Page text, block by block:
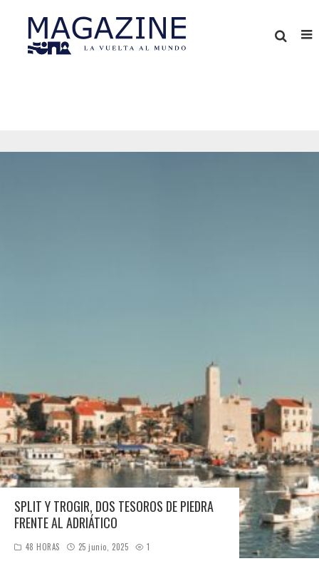
SPLIT Y TROGIR, DOS TESOROS DE PIEDRA
FRENTE AL ADRIÁTICO
48 HORAS 25 junio, 2025 1